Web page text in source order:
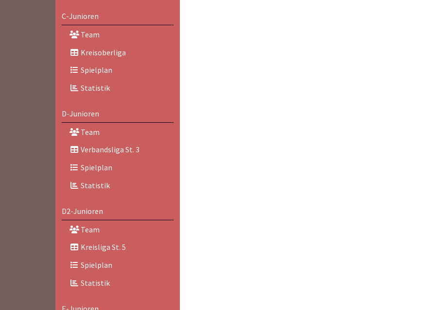
C-Junioren
Team
Kreisoberliga
Spielplan
Statistik
D-Junioren
Team
Verbandsliga St. 3
Spielplan
Statistik
D2-Junioren
Team
Kreisliga St. 5
Spielplan
Statistik